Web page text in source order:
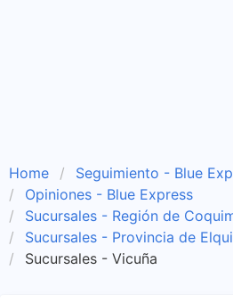
Home
Seguimiento - Blue
Opiniones - Blue Express
Sucursales - Región de
Sucursales - Provincia de Elqui
Sucursales - Vicuña